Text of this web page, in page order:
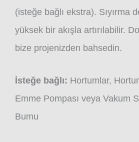
(isteğe bağlı ekstra). Sıyırma
yüksek bir akışla artırılabilir.
bize projenizden bahsedin.
İsteğe bağlı: Hortumlar,
Emme Pompası veya Vakum
Bumu